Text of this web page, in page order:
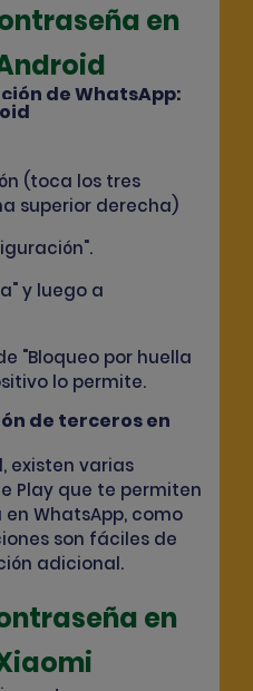
en
de WhatsApp:
(toca los tres
superior derecha)
y luego a
"Bloqueo por huella
lo permite.
de terceros en
existen varias
Play que te permiten
WhatsApp, como
son fáciles de
adicional.
en